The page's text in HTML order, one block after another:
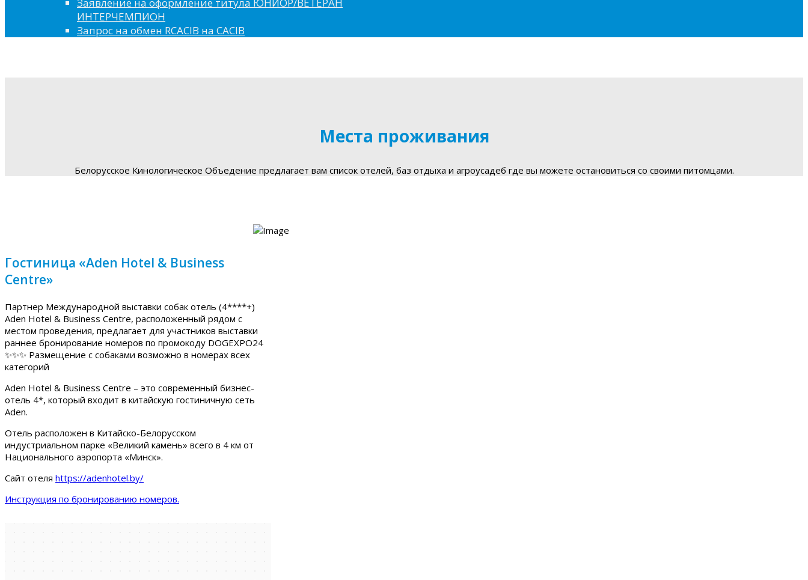
ИНТЕРЧЕМПИОН
Запрос на обмен RCACIB на CACIB
Места проживания
Белорусское Кинологическое Объедение предлагает вам список отелей, баз отдыха и агроусадеб где вы можете остановиться со своими питомцами.
Гостиница «Aden Hotel & Business
Centre»
Партнер Международной выставки собак отель (4****+)
Aden Hotel & Business Centre, расположенный рядом с
местом проведения, предлагает для участников выставки
раннее бронирование номеров по промокоду DOGEXPO24
✨✨✨ Размещение с собаками возможно в номерах всех
категорий
Aden Hotel & Business Centre – это современный бизнес-
отель 4*, который входит в китайскую гостиничную сеть
Aden.
Отель расположен в Китайско-Белорусском
индустриальном парке «Великий камень» всего в 4 км от
Национального аэропорта «Минск».
Сайт отеля https://adenhotel.by/
Инструкция по бронированию номеров.